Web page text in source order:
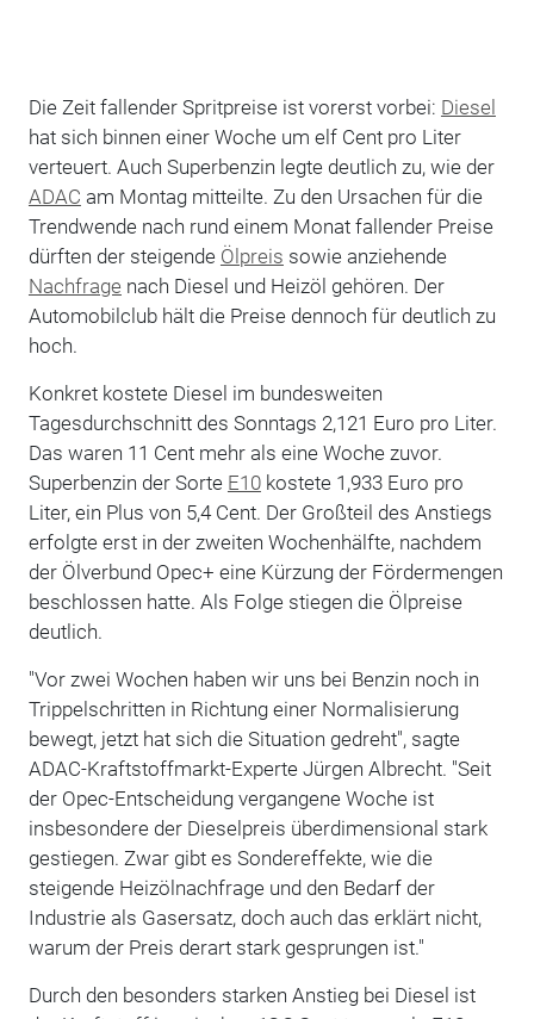
Die Zeit fallender Spritpreise ist vorerst vorbei: Diesel
hat sich binnen einer Woche um elf Cent pro Liter
verteuert. Auch Superbenzin legte deutlich zu, wie der
ADAC am Montag mitteilte. Zu den Ursachen für die
Trendwende nach rund einem Monat fallender Preise
dürften der steigende Ölpreis sowie anziehende
Nachfrage nach Diesel und Heizöl gehören. Der
Automobilclub hält die Preise dennoch für deutlich zu
hoch.
Konkret kostete Diesel im bundesweiten
Tagesdurchschnitt des Sonntags 2,121 Euro pro Liter.
Das waren 11 Cent mehr als eine Woche zuvor.
Superbenzin der Sorte E10kostete 1,933 Euro pro
Liter, ein Plus von 5,4 Cent. Der Großteil des Anstiegs
erfolgte erst in der zweiten Wochenhälfte, nachdem
der Ölverbund Opec+ eine Kürzung der Fördermengen
beschlossen hatte. Als Folge stiegen die Ölpreise
deutlich.
"Vor zwei Wochen haben wir uns bei Benzin noch in
Trippelschritten in Richtung einer Normalisierung
bewegt, jetzt hat sich die Situation gedreht", sagte
ADAC-Kraftstoffmarkt-Experte Jürgen Albrecht. "Seit
der Opec-Entscheidung vergangene Woche ist
insbesondere der Dieselpreis überdimensional stark
gestiegen. Zwar gibt es Sondereffekte, wie die
steigende Heizölnachfrage und den Bedarf der
Industrie als Gasersatz, doch auch das erklärt nicht,
warum der Preis derart stark gesprungen ist."
Durch den besonders starken Anstieg bei Diesel ist